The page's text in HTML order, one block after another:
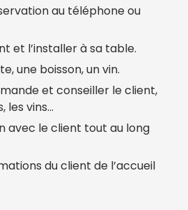
au téléphone ou
et l’installer à sa table.
une boisson, un vin.
et conseiller le client,
les vins…
avec le client tout au long
du client de l’accueil